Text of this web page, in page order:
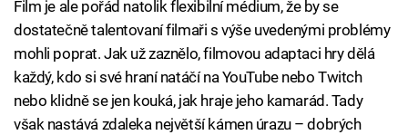
Film je ale pořád natolik flexibilní médium, že by se
dostatečně talentovaní filmaři s výše uvedenými problémy
mohli poprat. Jak už zaznělo, filmovou adaptaci hry dělá
každý, kdo si své hraní natáčí na YouTube nebo Twitch
nebo klidně se jen kouká, jak hraje jeho kamarád. Tady
však nastává zdaleka největší kámen úrazu – dobrých